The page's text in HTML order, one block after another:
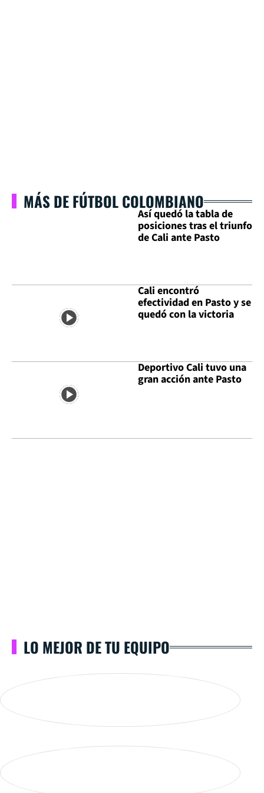
MÁS DE FÚTBOL COLOMBIANO
Así quedó la tabla de
posiciones tras el triunfo
de Cali ante Pasto
Cali encontró
efectividad en Pasto y se
quedó con la victoria
Deportivo Cali tuvo una
gran acción ante Pasto
LO MEJOR DE TU EQUIPO